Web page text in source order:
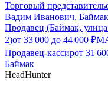
Торговый представитель
Вадим Иванович, Баймак
Продавец (Баймак,
2)от 33 000 до 44 000 ₽
Продавец-кассирот 31
Баймак
HeadHunter